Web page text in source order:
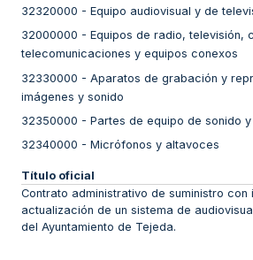
32320000 - Equipo audiovisual y de
32000000 - Equipos de radio, televisión,
telecomunicaciones y equipos conexos
32330000 - Aparatos de grabación y
imágenes y sonido
32350000 - Partes de equipo de sonido
32340000 - Micrófonos y altavoces
Título oficial
Contrato administrativo de suministro con
actualización de un sistema de
del Ayuntamiento de Tejeda.